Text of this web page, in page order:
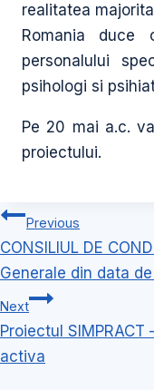
realitatea
Romania
personalului
psihologi si
Pe 20 mai a.c.
proiectului.
Navigare
în
articole
Previous
CONSILIUL DE
Generale din data de
Next
Proiectul
activa